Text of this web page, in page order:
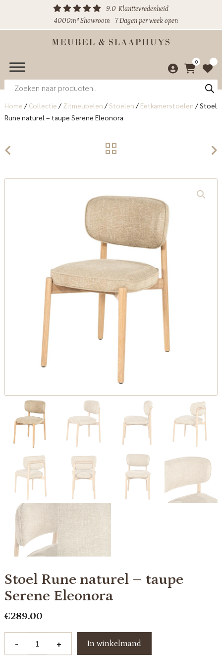
9.0 Klanttevredenheid
4000m² Showroom
7 Dagen per week open
0
Producten
zoeken
Home / Collectie / Zitmeubelen / Stoelen / Eetkamerstoelen /Stoel
Rune naturel – taupe Serene Eleonora
Stoel Rune naturel – taupe
Serene Eleonora
€289.00
- + In winkelmand